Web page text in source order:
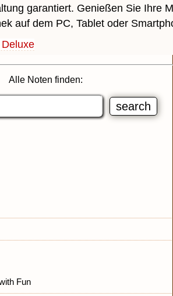
garantiert. Genießen Sie Ihre
auf dem PC, Tablet oder
Alle Noten finden:
Fun